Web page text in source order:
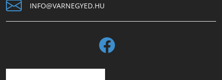
INFO@VARNEGYED.HU